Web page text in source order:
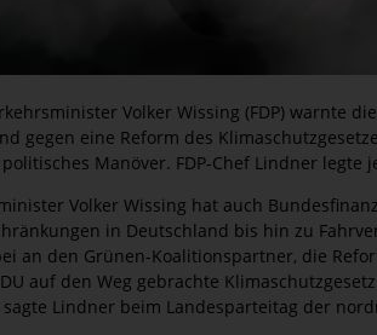
Volker Wissing (FDP) warnte
gegen eine Reform des
Manöver. FDP-Chef Lindner
Volker Wissing hat auch
in Deutschland bis hin zu
an den Grünen-Koalitionspartner, die
auf den Weg gebrachte
Lindner beim Landesparteitag der